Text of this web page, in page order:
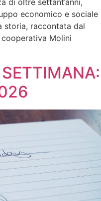
di oltre settant’anni,
economico e sociale
storia, raccontata dal
Molini